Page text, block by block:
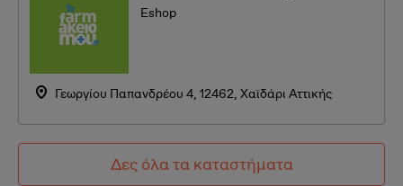
Eshop
Γεωργίου Παπανδρέου 4, 12462, Χαϊδάρι Αττικής
Δες όλα τα καταστήματα